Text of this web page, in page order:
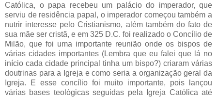
Católica, o papa recebeu um palácio do imperador, que
serviu de residência papal, o imperador começou também a
nutrir interesse pelo Cristianismo, além também do fato de
sua mãe ser cristã, e em 325 D.C. foi realizado o Concílio de
Milão, que foi uma importante reunião onde os bispos de
várias cidades importantes (Lembra que eu falei que lá no
início cada cidade principal tinha um bispo?) criaram várias
doutrinas para a Igreja e como seria a organização geral da
Igreja. E esse concílio foi muito importante, pois lançou
várias bases teológicas seguidas pela Igreja Católica até